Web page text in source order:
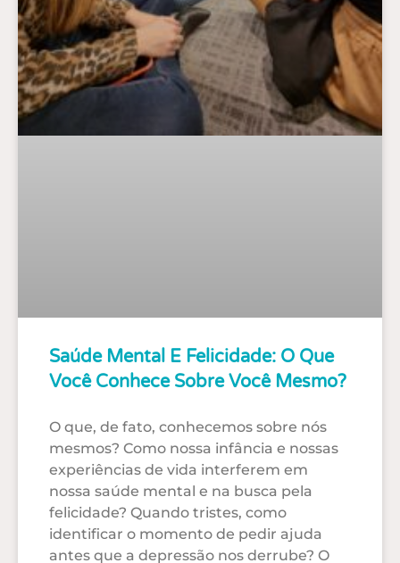
Saúde Mental E Felicidade: O Que
Você Conhece Sobre Você Mesmo?
O que, de fato, conhecemos sobre nós
mesmos? Como nossa infância e nossas
experiências de vida interferem em
nossa saúde mental e na busca pela
felicidade? Quando tristes, como
identificar o momento de pedir ajuda
antes que a depressão nos derrube? O